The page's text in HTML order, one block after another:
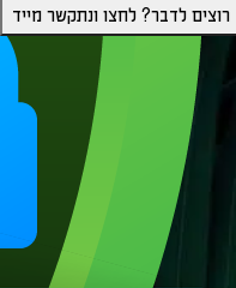
רוצים לדבר? לחצו ונתקשר מייד